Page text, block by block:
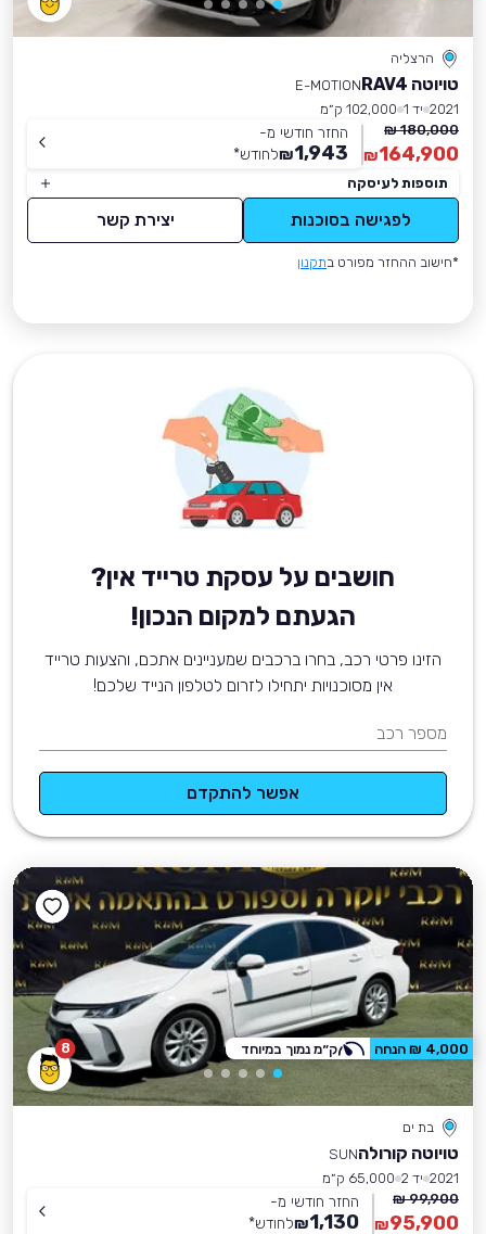
הרצליה
טויוטה RAV4
E-MOTION
2021 יד 1
102,000 ק״מ
180,000 ₪
164,900
₪
החזר חודשי מ-
1,943
₪לחודש*
תוספות לעיסקה
לפגישה בסוכנות יצירת קשר
*חישוב ההחזר מפורט בתקנון
חושבים על עסקת טרייד אין?
הגעתם למקום הנכון!
הזינו פרטי רכב, בחרו ברכבים שמעניינים אתכם, והצעות טרייד
אין מסוכנויות יתחילו לזרום לטלפון הנייד שלכם!
מספר רכב
אפשר להתקדם
8
בת ים
טויוטה קורולהSUN
2021 יד 2
65,000 ק״מ
99,900 ₪
95,900
₪
החזר חודשי מ-
1,130
₪לחודש*
4,000 ₪ הנחה ק״מ נמוך במיוחד